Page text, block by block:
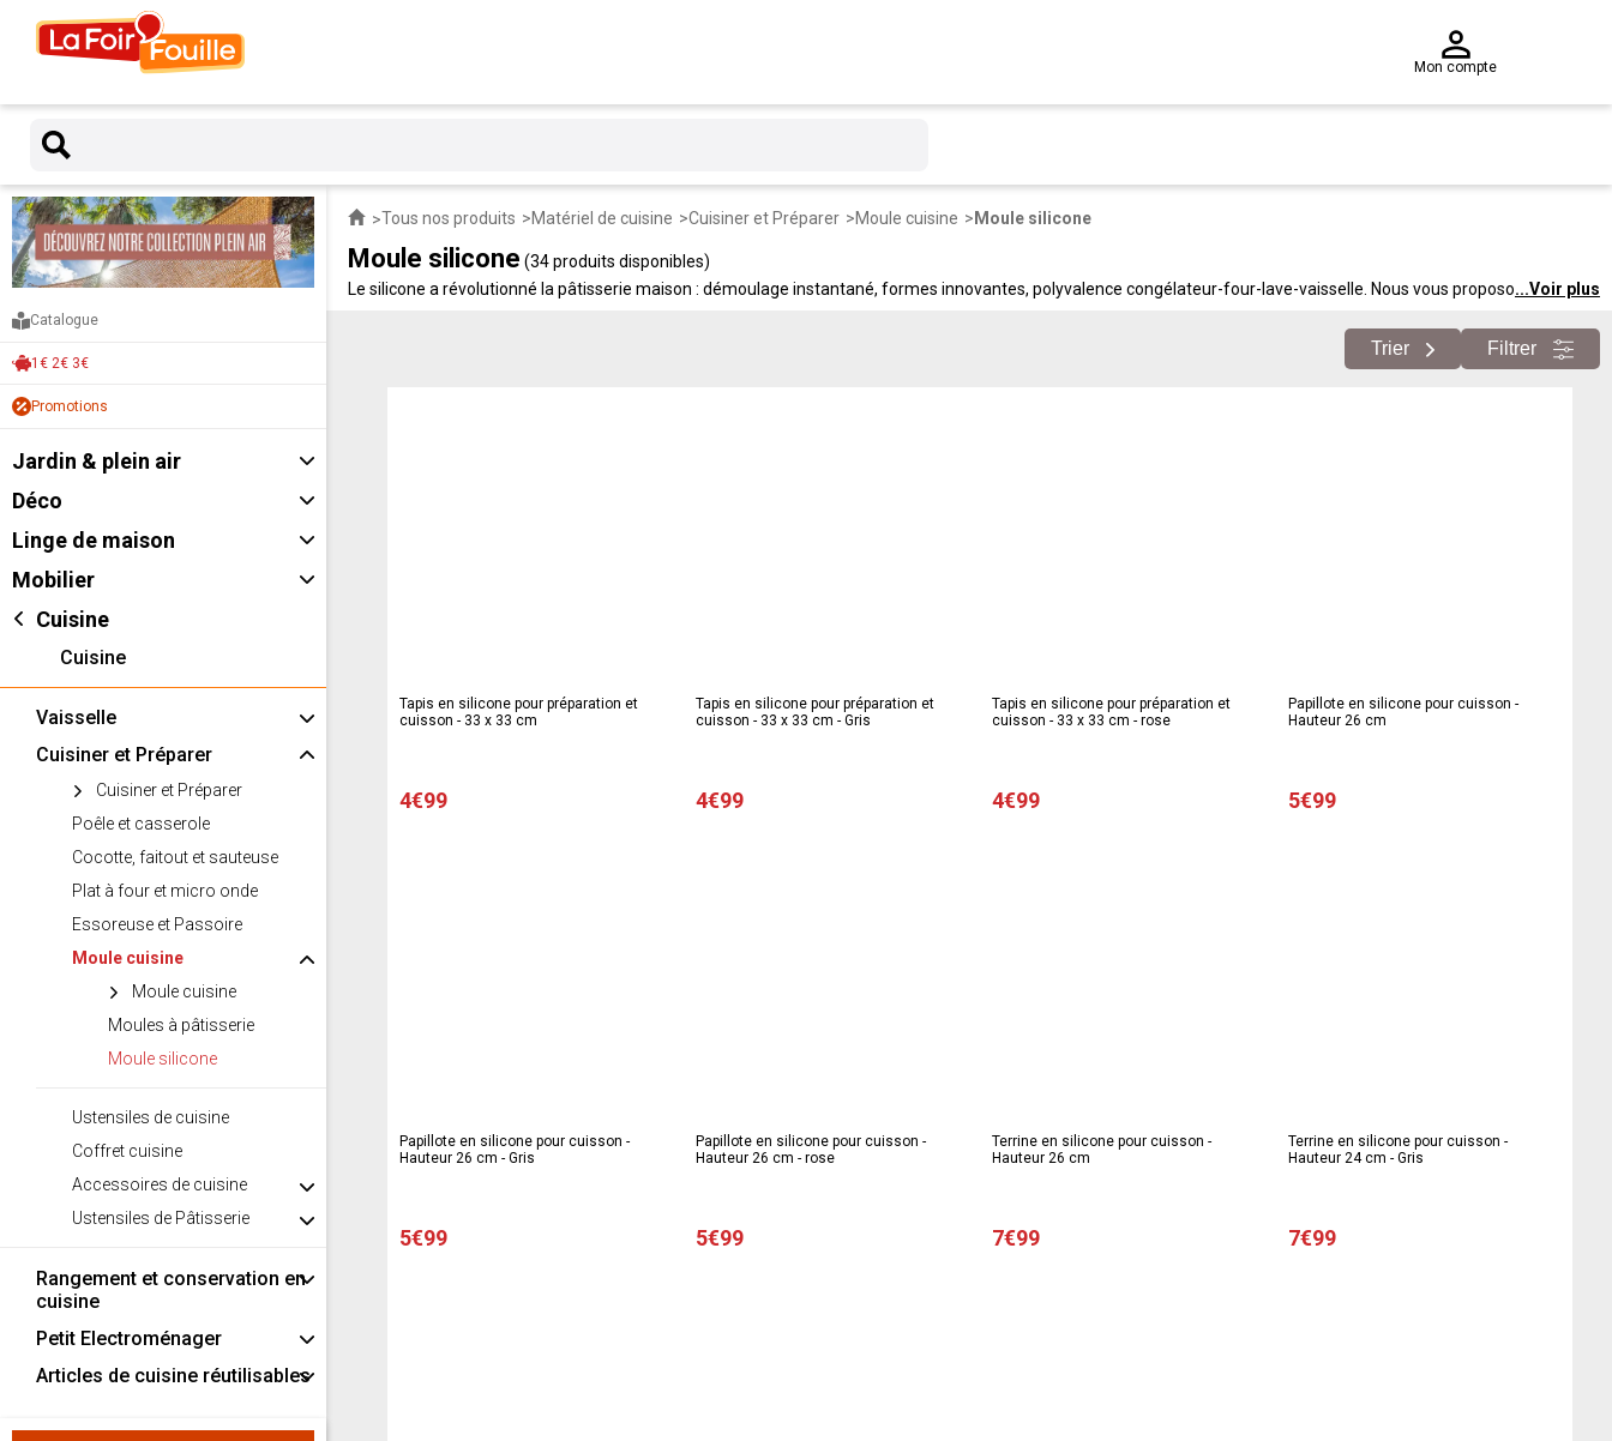
Mon compte
Catalogue
1€ 2€ 3€
Promotions
Jardin & plein air
Déco
Linge de maison
Mobilier
Cuisine
Cuisine
Vaisselle
Cuisiner et Préparer
Cuisiner et Préparer
Poêle et casserole
Cocotte, faitout et sauteuse
Plat à four et micro onde
Essoreuse et Passoire
Moule cuisine
Moule cuisine
Moules à pâtisserie
Moule silicone
Ustensiles de cuisine
Coffret cuisine
Accessoires de cuisine
Ustensiles de Pâtisserie
Rangement et conservation en
cuisine
Petit Electroménager
Articles de cuisine réutilisables
Tous nos produits Matériel de cuisine Cuisiner et Préparer Moule cuisine Moule silicone
Moule silicone (34 produits disponibles)
Le silicone a révolutionné la pâtisserie maison : démoulage instantané, formes innovantes, polyvalence congélateur-four-lave-vaisselle. Nous vous proposons des
...Voir plus
Trier Filtrer
Tapis en silicone pour préparation et
cuisson - 33 x 33 cm
4€99
Tapis en silicone pour préparation et
cuisson - 33 x 33 cm - Gris
4€99
Tapis en silicone pour préparation et
cuisson - 33 x 33 cm - rose
4€99
Papillote en silicone pour cuisson -
Hauteur 26 cm
5€99
Papillote en silicone pour cuisson -
Hauteur 26 cm - Gris
5€99
Papillote en silicone pour cuisson -
Hauteur 26 cm - rose
5€99
Terrine en silicone pour cuisson -
Hauteur 26 cm
7€99
Terrine en silicone pour cuisson -
Hauteur 24 cm - Gris
7€99